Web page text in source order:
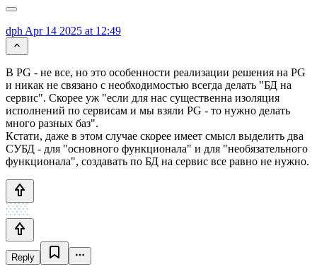
dph Apr 14 2025 at 12:49
В PG - не все, но это особенности реализации решения на PG
и никак не связано с необходимостью всегда делать "БД на
сервис". Скорее уж "если для нас существенна изоляция
исполнений по сервисам и мы взяли PG - то нужно делать
много разных баз".
Кстати, даже в этом случае скорее имеет смысл выделить два
СУБД - для "основного функционала" и для "необязательного
функционала", создавать по БД на сервис все равно не нужно.
Reply